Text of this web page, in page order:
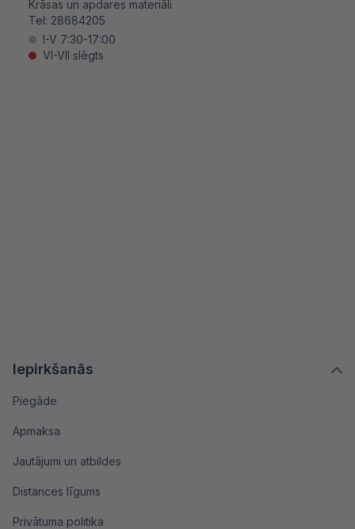
Iepirkšanās
Piegāde
Apmaksa
Jautājumi un atbildes
Distances līgums
Privātuma politika
Krāsas un apdares materiāli
Tel: 28684205
I-V 7:30-17:00
VI-VII slēgts